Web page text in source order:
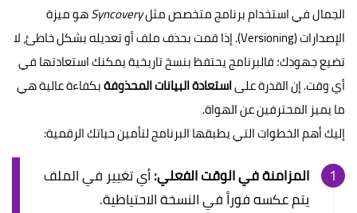
الجمال في استخدام برنامج متخصص مثلSyncoveryهو ميزة
الإصدارات (Versioning). إذا قمت بحذف ملف أو تعديله بشكل خاطئ، لا
تضيع جهودك؛ فالبرنامج يحتفظ بنسخ تاريخية يمكنك استعادتها في
أي وقت. إن القدرة علىاستعادة البيانات المحذوفةبكفاءة عالية هي
ما يميز المحترفين عن الهواة.
إليك أهم الخطوات التي يطبقها البرنامج لتأمين حياتك الرقمية:
المزامنة في الوقت الفعلي:أي تغيير في الملف
يتم عكسه فوراً في النسخة الاحتياطية.